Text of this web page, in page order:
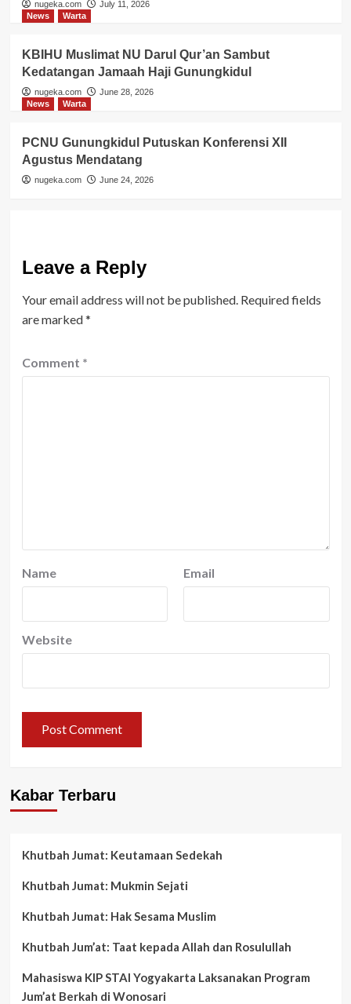
nugeka.com
July 11, 2026
News
Warta
KBIHU Muslimat NU Darul Qur’an Sambut
Kedatangan Jamaah Haji Gunungkidul
nugeka.com
June 28, 2026
News
Warta
PCNU Gunungkidul Putuskan Konferensi XII
Agustus Mendatang
nugeka.com June 24, 2026
Leave a Reply
Your email address will not be published. Required fields
are marked*
Comment *
Name Email
Website
Kabar Terbaru
Khutbah Jumat: Keutamaan Sedekah
Khutbah Jumat: Mukmin Sejati
Khutbah Jumat: Hak Sesama Muslim
Khutbah Jum’at: Taat kepada Allah dan Rosulullah
Mahasiswa KIP STAI Yogyakarta Laksanakan Program
Jum’at Berkah di Wonosari